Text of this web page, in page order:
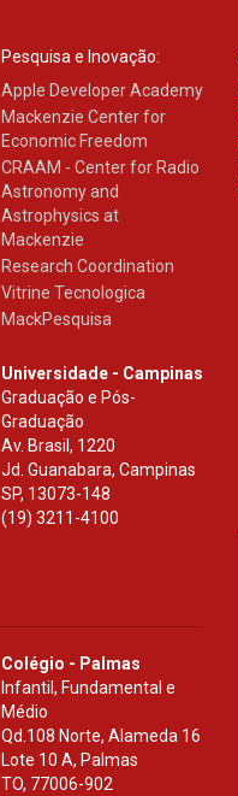
Pesquisa e Inovação:
Apple Developer Academy
Mackenzie Center for
Economic Freedom
CRAAM - Center for Radio
Astronomy and
Astrophysics at
Mackenzie
Research Coordination
Vitrine Tecnologica
MackPesquisa
Universidade - Campinas
Graduação e Pós-
Graduação
Av. Brasil, 1220
Jd. Guanabara, Campinas
SP, 13073-148
(19) 3211-4100
Colégio - Palmas
Infantil, Fundamental e
Médio
Qd.108 Norte, Alameda 16
Lote 10 A, Palmas
TO, 77006-902